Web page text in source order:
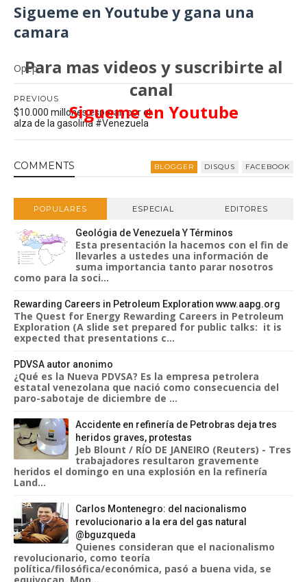
Sigueme en Youtube y gana una
camara
Para mas videos y suscribirte al
canal
Sigueme en Youtube
Opep
PREVIOUS
$10.000 millones esperan por el
alza de la gasolina #Venezuela
COMMENTS BLOGGER DISQUS FACEBOOK
POPULARES ESPECIAL EDITORES
Geológia de Venezuela Y Términos
Esta presentación la hacemos con el fin de
llevarles a ustedes una información de
suma importancia tanto parar nosotros
como para la soci...
Rewarding Careers in Petroleum Exploration www.aapg.org
The Quest for Energy Rewarding Careers in Petroleum
Exploration (A slide set prepared for public talks: it is
expected that presentations c...
PDVSA autor anonimo
¿Qué es la Nueva PDVSA? Es la empresa petrolera
estatal venezolana que nació como consecuencia del
paro-sabotaje de diciembre de ...
Accidente en refinería de Petrobras deja tres
heridos graves, protestas
Jeb Blount / RÍO DE JANEIRO (Reuters) - Tres
trabajadores resultaron gravemente
heridos el domingo en una explosión en la refinería
Land...
Carlos Montenegro: del nacionalismo
revolucionario a la era del gas natural
@bguzqueda
Quienes consideran que el nacionalismo
revolucionario, como teoría
política/filosófica/económica, pasó a buena vida, se